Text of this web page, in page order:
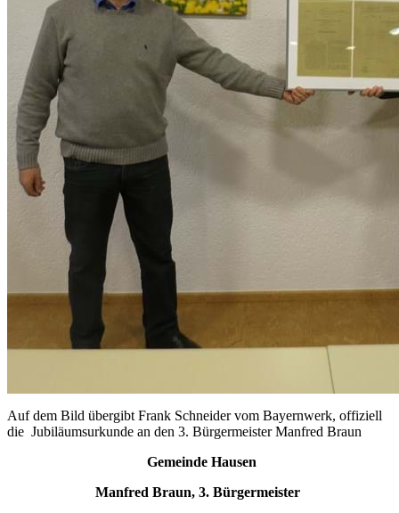
Auf dem Bild übergibt Frank Schneider vom Bayernwerk, offiziell
die Jubiläumsurkunde an den 3. Bürgermeister Manfred Braun
Gemeinde Hausen
Manfred Braun, 3. Bürgermeister